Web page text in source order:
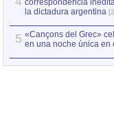
correspondencia
la dictadura argentina
5 «Cançons del Grec»
en una noche única en